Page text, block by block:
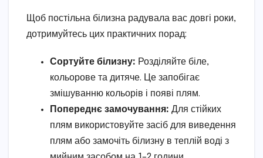
Щоб постільна білизна радувала вас довгі роки,
дотримуйтесь цих практичних порад:
Сортуйте білизну: Розділяйте біле,
кольорове та дитяче. Це запобігає
змішуванню кольорів і появі плям.
Попереднє замочування: Для стійких
плям використовуйте засіб для виведення
плям або замочіть білизну в теплій воді з